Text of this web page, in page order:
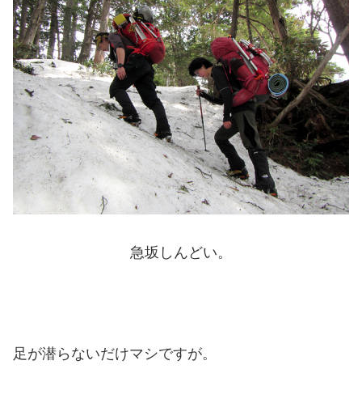
急坂しんどい。
足が潜らないだけマシですが。